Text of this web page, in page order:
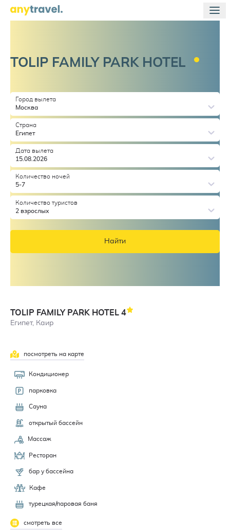
TOLIP FAMILY PARK HOTEL
Город вылета
Москва
Страна
Египет
Дата вылета
15.08.2026
Количество ночей
5-7
Количество туристов
2 взрослых
Найти
TOLIP FAMILY PARK HOTEL 4
Египет, Каир
посмотреть на карте
Кондиционер
парковка
Сауна
открытый бассейн
Массаж
Ресторан
бар у бассейна
Кафе
турецкая/паровая баня
смотреть все